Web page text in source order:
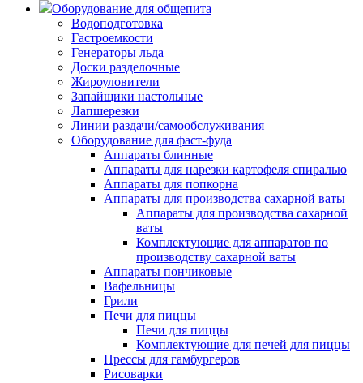
Оборудование для общепита
Водоподготовка
Гастроемкости
Генераторы льда
Доски разделочные
Жироуловители
Запайщики настольные
Лапшерезки
Линии раздачи/самообслуживания
Оборудование для фаст-фуда
Аппараты блинные
Аппараты для нарезки картофеля спиралью
Аппараты для попкорна
Аппараты для производства сахарной ваты
Аппараты для производства сахарной
ваты
Комплектующие для аппаратов по
производству сахарной ваты
Аппараты пончиковые
Вафельницы
Грили
Печи для пиццы
Печи для пиццы
Комплектующие для печей для пиццы
Прессы для гамбургеров
Рисоварки